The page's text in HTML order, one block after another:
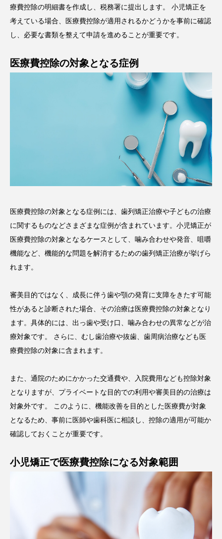
療費控除の明細書を作成し、税務署に提出します。 小児矯正を
考えている場合、医療費控除が適用されるかどうかを事前に確認
し、必要な書類を整えて申請を進めることが重要です。
医療費控除の対象となる症例
医療費控除の対象となる症例には、歯列矯正治療や子どもの治療
に関するものなどさまざまな症例が含まれています。小児矯正が
医療費控除の対象となるケースとして、噛み合わせや発音、咀嚼
機能など、機能的な問題を解消するための歯列矯正治療が挙げら
れます。
審美目的ではなく、成長に伴う歯や顎の発育に支障をきたす可能
性があると診断された場合、その治療は医療費控除の対象となり
ます。具体的には、出っ歯や受け口、噛み合わせの異常などが治
療対象です。 さらに、むし歯治療や抜歯、歯周病治療なども医
療費控除の対象に含まれます。
また、通院のためにかかった交通費や、入院費用なども控除対象
となりますが、プライベートな目的での利用や審美目的の治療は
対象外です。 このように、機能改善を目的とした医療費が対象
となるため、事前に医師や歯科医に相談し、控除の適用が可能か
確認しておくことが重要です。
小児矯正で医療費控除になる対象範囲